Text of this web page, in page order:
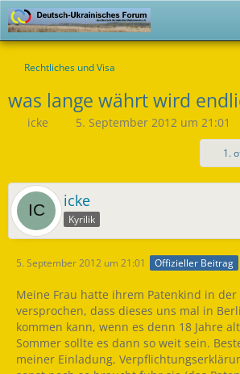
Rechtliches und Visa
was lange währt wird
icke 5. September 2012 um 21:01
1.
icke
Kyrilik
5. September 2012 um 21:01 Offizieller Beitrag
Meine Frau hatte ihrem Patenkind in der
versprochen, dass dieses uns mal in
kommen kann, wenn es denn 18 Jahre
Sommer sollte es dann so weit sein.
meiner Einladung,